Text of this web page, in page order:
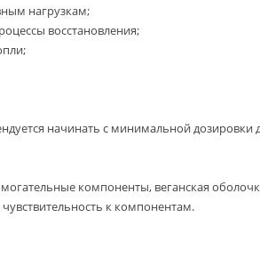
нагрузкам;
восстановления;
начинать с минимальной дозировки
компоненты, веганская
к компонентам.